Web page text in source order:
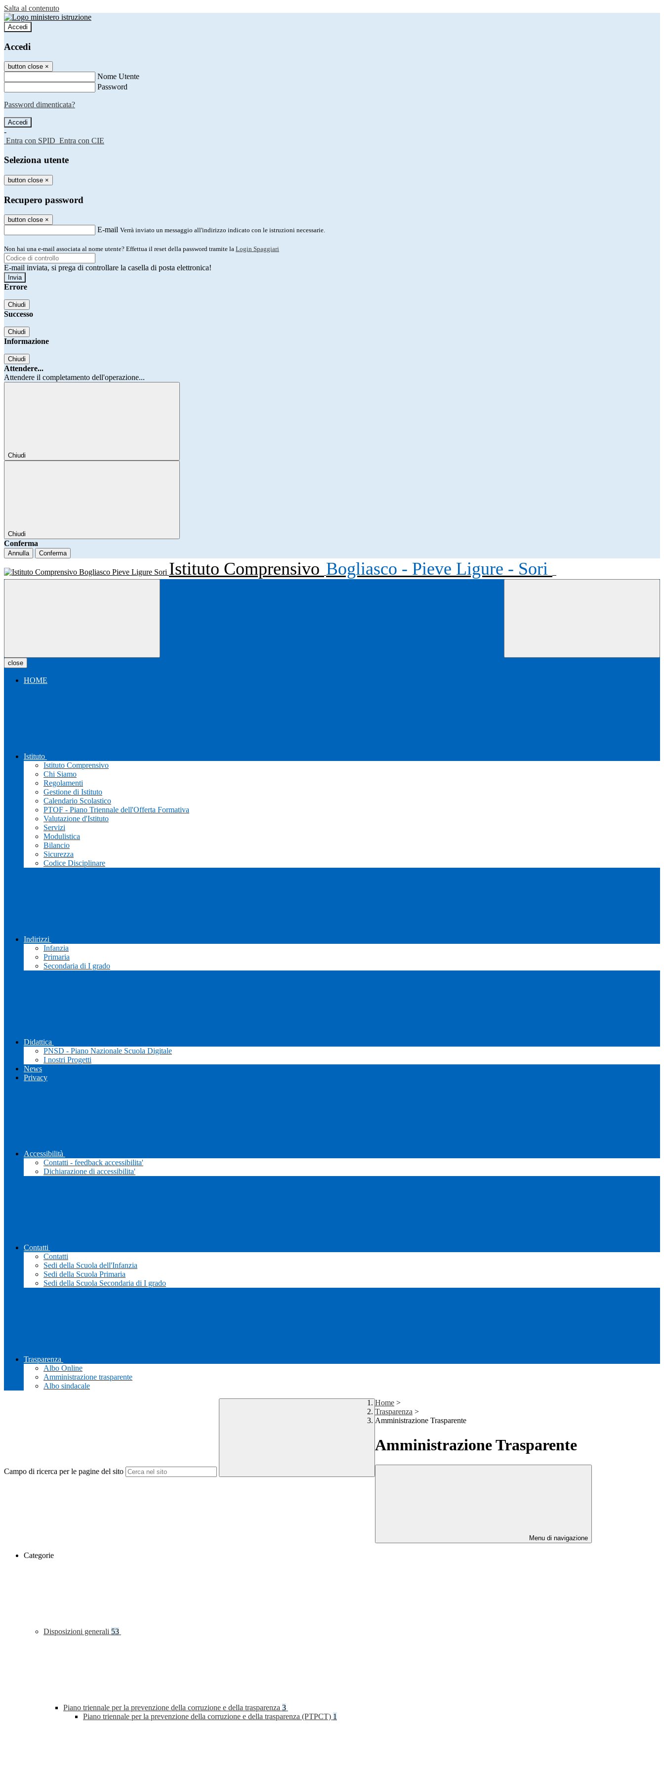
Salta al contenuto
Accedi
Accedi
button close ×
Nome Utente
Password
Password dimenticata?
-
Entra con SPID Entra con CIE
Seleziona utente
button close ×
Recupero password
button close ×
E-mail Verrà inviato un messaggio all'indirizzo indicato con le istruzioni necessarie.
Non hai una e-mail associata al nome utente? Effettua il reset della password tramite la Login Spaggiari
E-mail inviata, si prega di controllare la casella di posta elettronica!
Errore
Chiudi
Successo
Chiudi
Informazione
Chiudi
Attendere...
Attendere il completamento dell'operazione...
Chiudi
Chiudi
Conferma
Annulla Conferma
Istituto Comprensivo Bogliasco - Pieve Ligure - Sori
close
HOME
Istituto
Istituto Comprensivo
Chi Siamo
Regolamenti
Gestione di Istituto
Calendario Scolastico
PTOF - Piano Triennale dell'Offerta Formativa
Valutazione d'Istituto
Servizi
Modulistica
Bilancio
Sicurezza
Codice Disciplinare
Indirizzi
Infanzia
Primaria
Secondaria di I grado
Didattica
PNSD - Piano Nazionale Scuola Digitale
I nostri Progetti
News
Privacy
Accessibilità
Contatti - feedback accessibilita'
Dichiarazione di accessibilita'
Contatti
Contatti
Sedi della Scuola dell'Infanzia
Sedi della Scuola Primaria
Sedi della Scuola Secondaria di I grado
Trasparenza
Albo Online
Amministrazione trasparente
Albo sindacale
Campo di ricerca per le pagine del sito
Home >
Trasparenza >
Amministrazione Trasparente
Amministrazione Trasparente
Menu di navigazione
Categorie
Disposizioni generali 53
Piano triennale per la prevenzione della corruzione e della trasparenza 3
Piano triennale per la prevenzione della corruzione e della trasparenza (PTPCT) 1